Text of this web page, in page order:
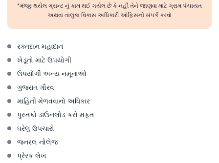
*મંજૂર થયેલ ગ્રાન્ટ નું કામ થઈ ગયેલ છે કે નહીં તેને જાણવા માટે ગ્રામ પંચાયત
અથવા તાલુકા વિકાસ અધિકારી ઓફિસનો સંપર્ક કરવો
રક્તદાન મહાદાન
ખેડૂતો માટે ઉપયોગી
ઉપયોગી અન્ય નમૂનાઓ
ગુજરાત ગૌરવ
માહિતી મેળવવાનો અધિકાર
પુસ્તકો ડાઉનલોડ કરો મફત
ઘરેલુ ઉપચારો
જનરલ નોલેજ
પ્રેરક લેખ